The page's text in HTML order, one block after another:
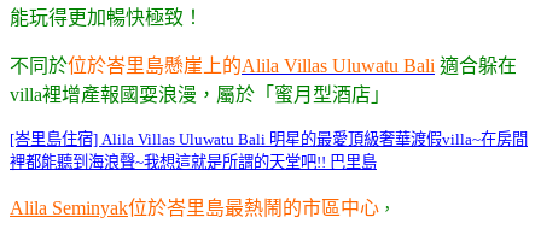
能玩得更加暢快極致！
不同於位於峇里島懸崖上的Alila Villas Uluwatu Bali 適合躲在
villa裡增產報國耍浪漫，屬於「蜜月型酒店」
[峇里島住宿] Alila Villas Uluwatu Bali 明星的最愛頂級奢華渡假villa~在房間
裡都能聽到海浪聲~我想這就是所謂的天堂吧!! 巴里島
Alila Seminyak位於峇里島最熱鬧的市區中心 ，